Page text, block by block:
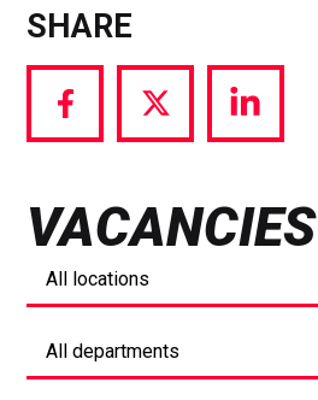
SHARE
Share
via
Share
via
Share
via
VACANCIES